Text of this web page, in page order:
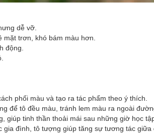
dễ vỡ.
trơn, khó bám màu hơn.
động.
phối màu và tạo ra tác phẩm theo ý thích.
để tô đều màu, tránh lem màu ra ngoài
giúp tinh thần thoải mái sau những giờ học
đình, tô tượng giúp tăng sự tương tác giữa